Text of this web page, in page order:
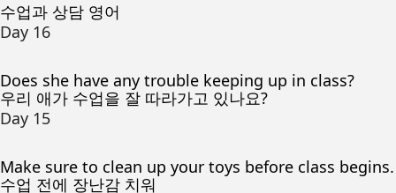
수업과 상담 영어
Day 16
Does she have any trouble keeping up in class?
우리 애가 수업을 잘 따라가고 있나요?
Day 15
Make sure to clean up your toys before class begins.
수업 전에 장난감 치워